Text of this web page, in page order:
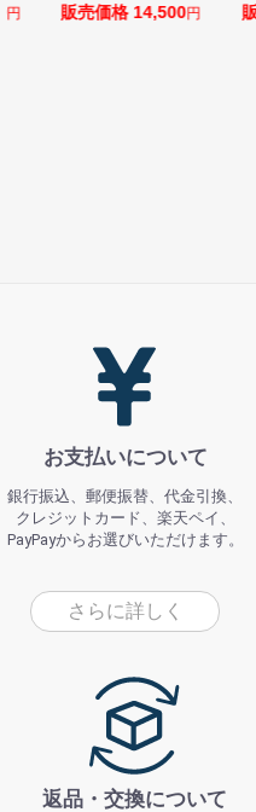
販売価格 14,500円 販売価
お支払いについて
銀行振込、郵便振替、代金引換、
クレジットカード、楽天ペイ、
PayPayからお選びいただけます。
さらに詳しく
返品・交換について